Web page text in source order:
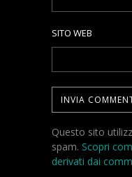
SITO WEB
Questo sito
spam. Scopri
derivati dai